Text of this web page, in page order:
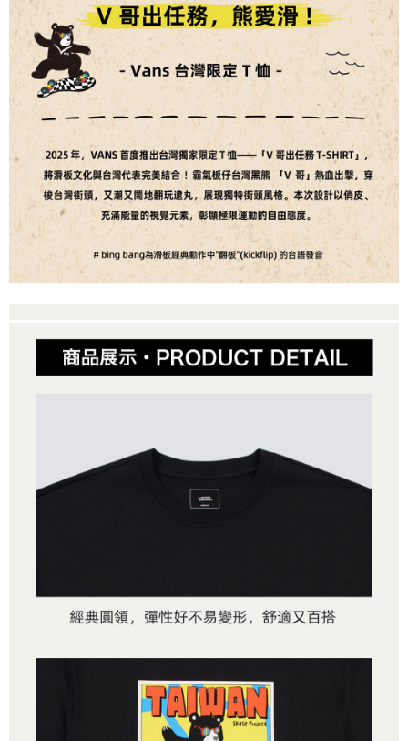
【注意事項】
１．透過由恩沛科技股份有限公司提供之「AFTEE先享後付」服務完成之交
易，需依本服務之必要範圍內提供個人資料，並將交易相關給付款項請求債
權轉讓予恩沛科技股份有限公司。
２．關於個人資料處理事宜，請瀏覽以下網址：
https://aftee.tw/terms/#terms3
３．未成年的使用者請事先徵得法定代理人或監護人之同意方可使用
「AFTEE先享後付」，若未經同意申辦者引起之損失，本公司不負相關責
４．使用「AFTEE先享後付」時，將依據個別帳號之用戶狀況，依本公司即
時審查核予不同之上限額度；若仍有額度不足之情形，本公司將視審查結果
請求用戶進行身份認證。
５．嚴禁一人註冊多個帳號或使用他人資訊註冊。若發現惡意使用之情形，
恩沛科技股份有限公司將有權停止該用戶之使用額度並採取法律行動。
7-11取貨付款
免運費
付款後7-11取貨
免運費
宅配
免運費